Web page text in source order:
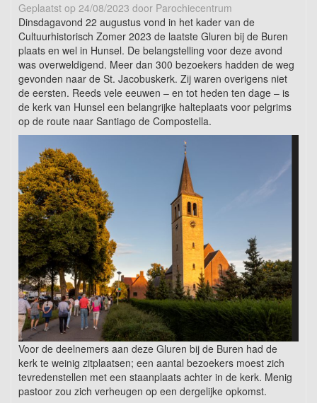
Geplaatst op 24/08/2023 door Parochiecentrum
Dinsdagavond 22 augustus vond in het kader van de
Cultuurhistorisch Zomer 2023 de laatste Gluren bij de Buren
plaats en wel in Hunsel. De belangstelling voor deze avond
was overweldigend. Meer dan 300 bezoekers hadden de weg
gevonden naar de St. Jacobuskerk. Zij waren overigens niet
de eersten. Reeds vele eeuwen – en tot heden ten dage – is
de kerk van Hunsel een belangrijke halteplaats voor pelgrims
op de route naar Santiago de Compostella.
Voor de deelnemers aan deze Gluren bij de Buren had de
kerk te weinig zitplaatsen; een aantal bezoekers moest zich
tevredenstellen met een staanplaats achter in de kerk. Menig
pastoor zou zich verheugen op een dergelijke opkomst.